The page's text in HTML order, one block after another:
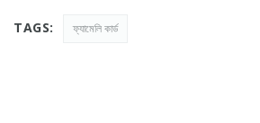
TAGS: ফ্যামেলি কার্ড